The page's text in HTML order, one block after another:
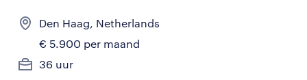
Den Haag, Netherlands
€ 5.900 per maand
36 uur